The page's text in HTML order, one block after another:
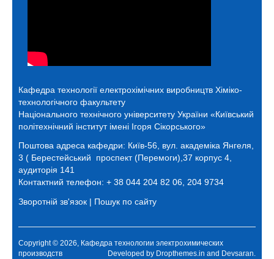
Кафедра технології електрохімічних виробництв Хіміко-
технологічного факультету
Національного технічного університету України «Київський
політехнічний інститут імені Ігоря Сікорського»
Поштова адреса кафедри: Київ-56, вул. академіка Янгеля,
3 ( Берестейський проспект (Перемоги),37 корпус 4,
аудиторія 141
Контактний телефон: + 38 044 204 82 06, 204 9734
Зворотній зв'язок | Пошук по сайту
Copyright © 2026, Кафедра технологии электрохимических
производств
Developed by Dropthemes.in and Devsaran.